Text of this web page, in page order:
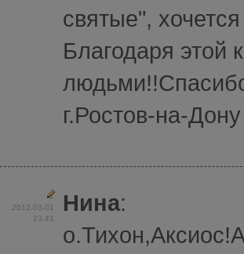
святые",
Благодаря этой
г.Ростов-на-Дону
2012-03-01
23:41
Нина: